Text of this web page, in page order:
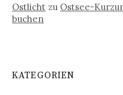
Ostlicht zu Ostsee-
buchen
KATEGORIEN